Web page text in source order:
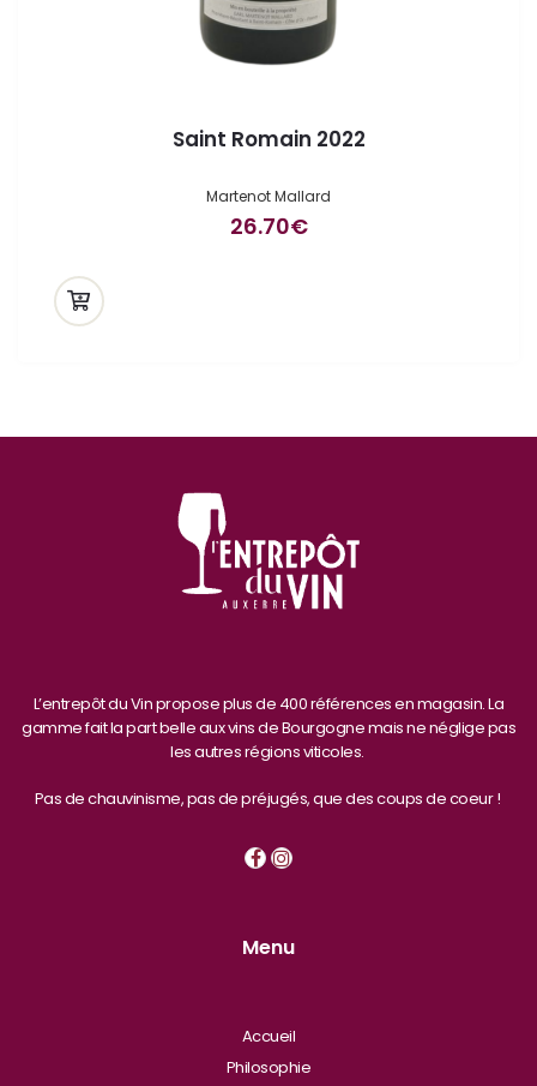
Saint Romain 2022
Martenot Mallard
26.70€
L’entrepôt du Vin propose plus de 400 références en magasin. La
gamme fait la part belle aux vins de Bourgogne mais ne néglige pas
les autres régions viticoles.
Pas de chauvinisme, pas de préjugés, que des coups de coeur !
Menu
Accueil
Philosophie